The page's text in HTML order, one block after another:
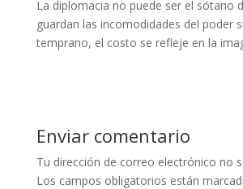
La diplomacia no puede ser el sótano
guardan las incomodidades del poder
temprano, el costo se refleje en la
Enviar comentario
Tu dirección de correo electrónico no
Los campos obligatorios están